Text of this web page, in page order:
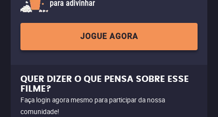
para adivinhar
JOGUE AGORA
QUER DIZER O QUE PENSA SOBRE ESSE
FILME?
Faça login agora mesmo para participar da nossa
comunidade!